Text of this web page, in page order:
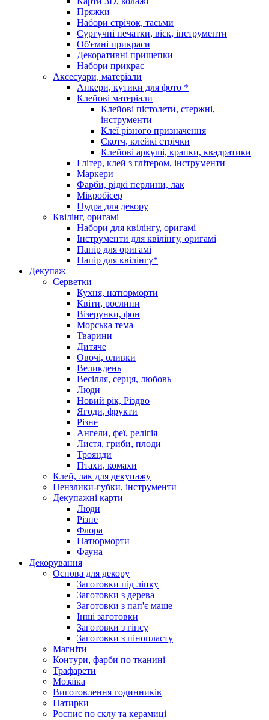
Пряжки
Набори стрічок, тасьми
Сургучні печатки, віск, інструменти
Об'ємні прикраси
Декоративні прищепки
Набори прикрас
Аксесуари, матеріали
Анкери, кутики для фото *
Клейові матеріали
Клейові пістолети, стержні,
інструменти
Клеї різного призначення
Скотч, клейкі стрічки
Клейові аркуші, крапки, квадратики
Глітер, клей з глітером, інструменти
Маркери
Фарби, рідкі перлини, лак
Мікробісер
Пудра для декору
Квілінг, оригамі
Набори для квілінгу, оригамі
Інструменти для квілінгу, оригамі
Папір для оригамі
Папір для квілінгу*
Декупаж
Серветки
Кухня, натюрморти
Квіти, рослини
Візерунки, фон
Морська тема
Тварини
Дитяче
Овочі, оливки
Великдень
Весілля, серця, любовь
Люди
Новий рік, Різдво
Ягоди, фрукти
Різне
Ангели, феї, релігія
Листя, гриби, плоди
Троянди
Птахи, комахи
Клей, лак для декупажу
Пензлики-губки, інструменти
Декупажні карти
Люди
Різне
Флора
Натюрморти
Фауна
Декорування
Основа для декору
Заготовки під ліпку
Заготовки з дерева
Заготовки з пап'є маше
Інші заготовки
Заготовки з гіпсу
Заготовки з пінопласту
Магніти
Контури, фарби по тканині
Трафарети
Мозаїка
Виготовлення годинників
Натирки
Роспис по склу та керамиці